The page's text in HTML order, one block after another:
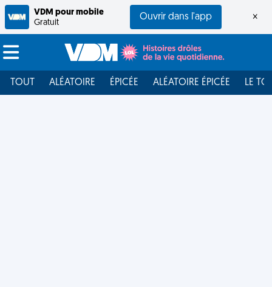
VDM pour mobile
Gratuit
Ouvrir dans l'app ×
TOUT ALÉATOIRE ÉPICÉE ALÉATOIRE ÉPICÉE LE